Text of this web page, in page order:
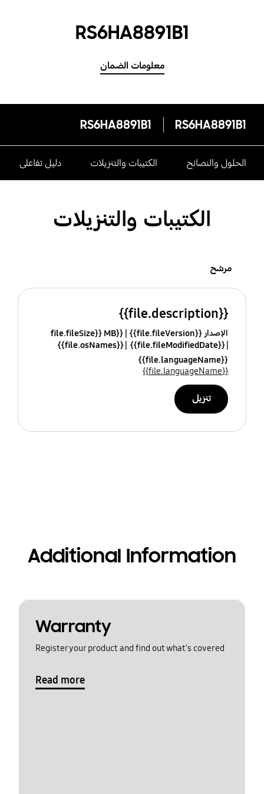
RS6HA8891B1
معلومات الضمان
RS6HA8891B1
RS6HA8891B1
الحلول والنصائح الكتيبات والتنزيلات دليل تفاعلى
الكتيبات والتنزيلات
مرشح
{{file.description}}
الإصدار {{file.fileVersion}}
{{file.fileSize}} MB
{{file.fileModifiedDate}}
{{file.osNames}}
{{file.languageName}}
{{file.languageName}}
تنزيل
Additional Information
Warranty
Register your product and find out what's covered
Read more